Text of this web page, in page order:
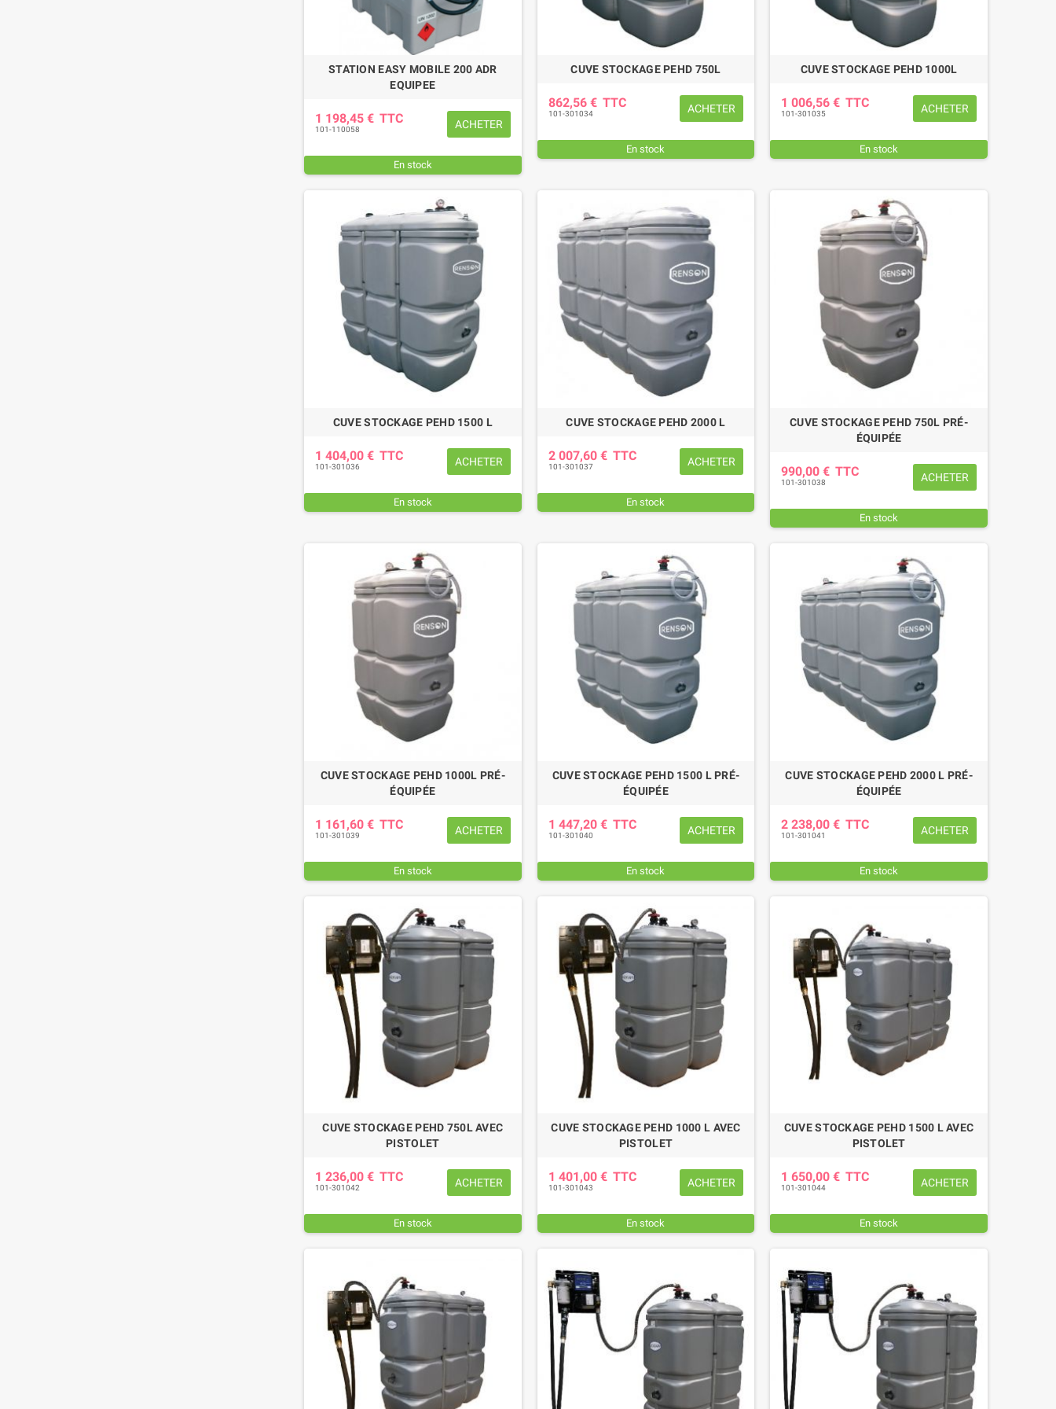
STATION EASY MOBILE 200 ADR
EQUIPEE
1 198,45 € TTC
101-110058 ACHETER
En stock
CUVE STOCKAGE PEHD 750L
862,56 € TTC
101-301034 ACHETER
En stock
CUVE STOCKAGE PEHD 1000L
1 006,56 € TTC
101-301035 ACHETER
En stock
CUVE STOCKAGE PEHD 1500 L
1 404,00 € TTC
101-301036 ACHETER
En stock
CUVE STOCKAGE PEHD 2000 L
2 007,60 € TTC
101-301037 ACHETER
En stock
CUVE STOCKAGE PEHD 750L PRÉ-
ÉQUIPÉE
990,00 € TTC
101-301038 ACHETER
En stock
CUVE STOCKAGE PEHD 1000L PRÉ-
ÉQUIPÉE
1 161,60 € TTC
101-301039 ACHETER
En stock
CUVE STOCKAGE PEHD 1500 L PRÉ-
ÉQUIPÉE
1 447,20 € TTC
101-301040 ACHETER
En stock
CUVE STOCKAGE PEHD 2000 L PRÉ-
ÉQUIPÉE
2 238,00 € TTC
101-301041 ACHETER
En stock
CUVE STOCKAGE PEHD 750L AVEC
PISTOLET
1 236,00 € TTC
101-301042 ACHETER
En stock
CUVE STOCKAGE PEHD 1000 L AVEC
PISTOLET
1 401,00 € TTC
101-301043 ACHETER
En stock
CUVE STOCKAGE PEHD 1500 L AVEC
PISTOLET
1 650,00 € TTC
101-301044 ACHETER
En stock